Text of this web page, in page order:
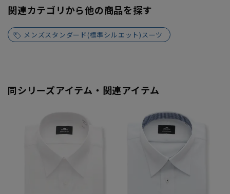
関連カテゴリから他の商品を探す
メンズスタンダード(標準シルエット)スーツ
同シリーズアイテム・関連アイテム